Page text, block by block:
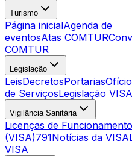
Turismo
Página inicialAgenda de
eventosAtas COMTUR
COMTUR
Legislação
LeisDecretosPortarias
de ServiçosLegislação VISA
Vigilância Sanitária
Licenças de Funcionamento
(VISA)791Notícias da VISA
VISA